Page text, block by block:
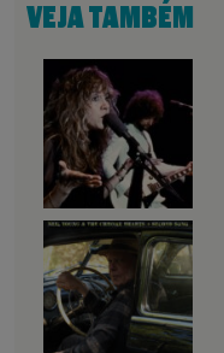
VEJA TAMBÉM